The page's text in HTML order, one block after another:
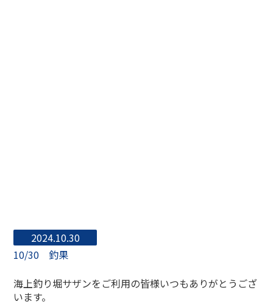
2024.10.30
10/30 釣果
海上釣り堀サザンをご利用の皆様いつもありがとうござ
います。